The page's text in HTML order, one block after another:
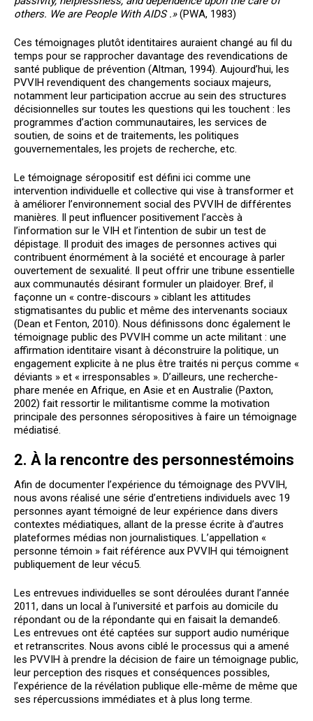
others. We are People With AIDS .»(PWA, 1983)
Ces témoignages plutôt identitaires auraient changé au fil du
temps pour se rapprocher davantage des revendications de
santé publique de prévention (Altman, 1994). Aujourd’hui, les
PVVIH revendiquent des changements sociaux majeurs,
notamment leur participation accrue au sein des structures
décisionnelles sur toutes les questions qui les touchent : les
programmes d’action communautaires, les services de
soutien, de soins et de traitements, les politiques
gouvernementales, les projets de recherche, etc.
Le témoignage séropositif est défini ici comme une
intervention individuelle et collective qui vise à transformer et
à améliorer l’environnement social des PVVIH de différentes
manières. Il peut influencer positivement l’accès à
l’information sur le VIH et l’intention de subir un test de
dépistage. Il produit des images de personnes actives qui
contribuent énormément à la société et encourage à parler
ouvertement de sexualité. Il peut offrir une tribune essentielle
aux communautés désirant formuler un plaidoyer. Bref, il
façonne un « contre-discours » ciblant les attitudes
stigmatisantes du public et même des intervenants sociaux
(Dean et Fenton, 2010). Nous définissons donc également le
témoignage public des PVVIH comme un acte militant : une
affirmation identitaire visant à déconstruire la politique, un
engagement explicite à ne plus être traités ni perçus comme «
déviants » et « irresponsables ». D’ailleurs, une recherche-
phare menée en Afrique, en Asie et en Australie (Paxton,
2002) fait ressortir le militantisme comme la motivation
principale des personnes séropositives à faire un témoignage
médiatisé.
2. À la rencontre des personnestémoins
Afin de documenter l’expérience du témoignage des PVVIH,
nous avons réalisé une série d’entretiens individuels avec 19
personnes ayant témoigné de leur expérience dans divers
contextes médiatiques, allant de la presse écrite à d’autres
plateformes médias non journalistiques. L’appellation «
personne témoin » fait référence aux PVVIH qui témoignent
publiquement de leur vécu5.
Les entrevues individuelles se sont déroulées durant l’année
2011, dans un local à l’université et parfois au domicile du
répondant ou de la répondante qui en faisait la demande6.
Les entrevues ont été captées sur support audio numérique
et retranscrites. Nous avons ciblé le processus qui a amené
les PVVIH à prendre la décision de faire un témoignage public,
leur perception des risques et conséquences possibles,
l’expérience de la révélation publique elle-même de même que
ses répercussions immédiates et à plus long terme.